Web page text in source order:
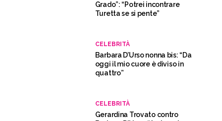
Grado”: “Potrei incontrare
Turetta se si pente”
CELEBRITÀ
Barbara D’Urso nonna bis: “Da
oggi il mio cuore è diviso in
quattro”
CELEBRITÀ
Gerardina Trovato contro